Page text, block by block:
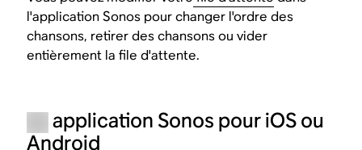
l'application Sonos pour changer l'ordre des
chansons, retirer des chansons ou vider
entièrement la file d'attente.
application Sonos pour iOS ou
Android